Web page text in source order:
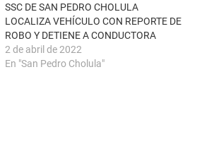
SSC DE SAN PEDRO CHOLULA
LOCALIZA VEHÍCULO CON REPORTE DE
ROBO Y DETIENE A CONDUCTORA
2 de abril de 2022
En "San Pedro Cholula"